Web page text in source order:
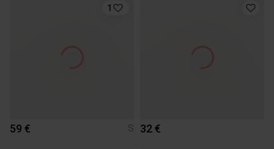
1
59 € S 32 €